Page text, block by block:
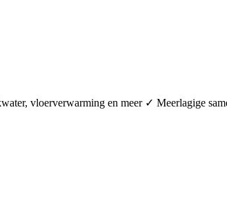
vloerverwarming en meer ✓ Meerlagige